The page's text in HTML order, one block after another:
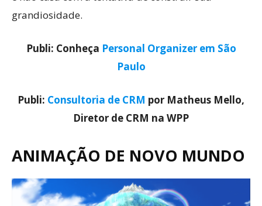
grandiosidade.
Publi: Conheça Personal Organizer em São
Paulo
Publi: Consultoria de CRM por Matheus Mello,
Diretor de CRM na WPP
ANIMAÇÃO DE NOVO MUNDO